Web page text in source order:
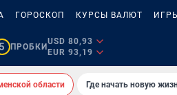
ГОРОСКОП КУРСЫ ВАЛЮТ
5 ПРОБКИ
USD 80,93
EUR 93,19
области Где начать новую